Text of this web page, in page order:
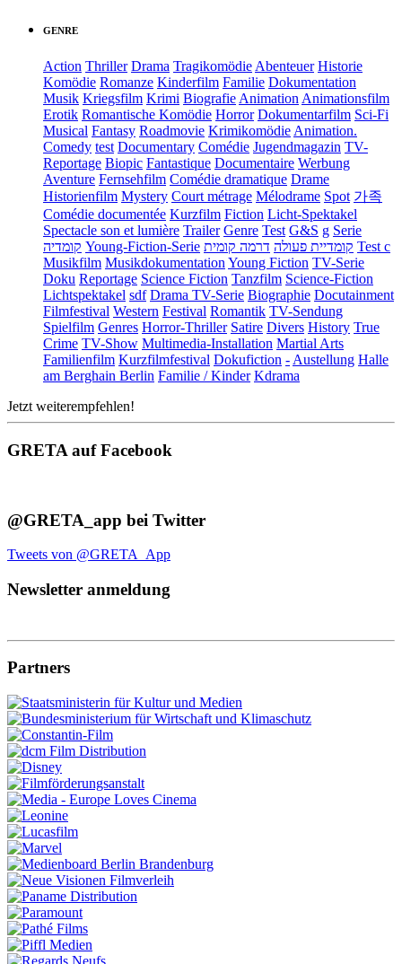
GENRE
Action Thriller Drama TragikomödieAbenteuer Historie
Komödie Romanze Kinderfilm Familie Dokumentation
Musik Kriegsfilm Krimi BiografieAnimationAnimationsfilm
Erotik Romantische Komödie Horror Dokumentarfilm Sci-Fi
Musical Fantasy Roadmovie KrimikomödieAnimation.
Comedy test Documentary Comédie Jugendmagazin TV-
Reportage Biopic Fantastique Documentaire Werbung
Aventure Fernsehfilm Comédie dramatique Drame
Historienfilm Mystery Court métrage Mélodrame Spot 가족
Comédie documentée Kurzfilm Fiction Licht-Spektakel
Spectacle son et lumière Trailer Genre Test G&S g Serie
קומדיה Young-Fiction-Serie קומדיית פעולה דרמה קומית
Test c
Musikfilm MusikdokumentationYoung Fiction TV-Serie
Doku Reportage Science Fiction Tanzfilm Science-Fiction
Lichtspektakel sdf Drama TV-Serie Biographie Docutainment
Filmfestival Western Festival Romantik TV-Sendung
Spielfilm Genres Horror-Thriller Satire Divers History True
Crime TV-Show Multimedia-Installation Martial Arts
Familienfilm Kurzfilmfestival Dokufiction -Austellung Halle
am Berghain Berlin Familie / Kinder Kdrama
Jetzt weiterempfehlen!
GRETA auf Facebook
@GRETA_app bei Twitter
Tweets von @GRETA_App
Newsletter anmeldung
Partners